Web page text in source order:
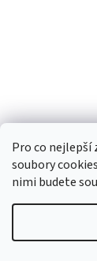
Pro co nejlepší
soubory
nimi budete